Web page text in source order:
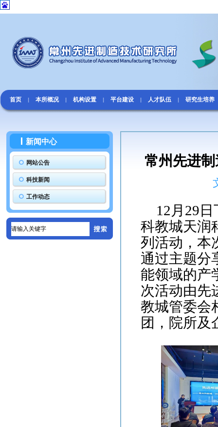
首页 | 本所概况 | 机构设置 | 平台建设 | 人才队伍 | 研究生培养
新闻中心
网站公告
科技新闻
工作动态
常州先进
12月29
科教城天润
列活动，本
通过主题分
能领域的产
次活动由先
教城管委会
团，院所及